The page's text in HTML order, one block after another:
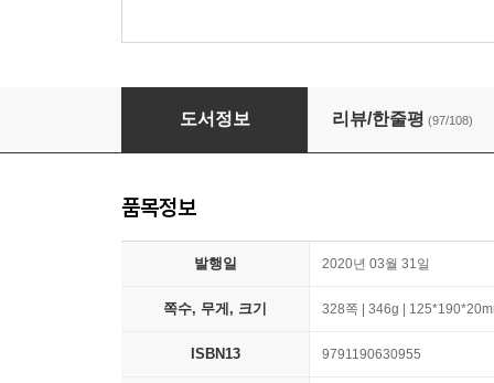
밤은 이야기하기 좋은 시간이니까요
도서정보 리뷰/한줄평 (97/108)
품목정보
발행일 2020년 03월 31일
쪽수, 무게, 크기 328쪽 | 346g |
ISBN13 9791190630955